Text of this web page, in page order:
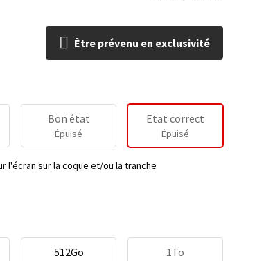
Être prévenu en exclusivité
Bon état
Épuisé
Etat correct
Épuisé
l'écran sur la coque et/ou la tranche
512Go 1To